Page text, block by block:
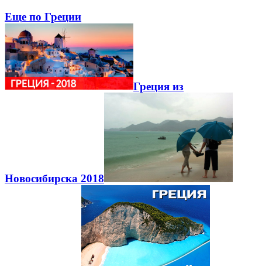
Еще по Греции
Греция из
Новосибирска 2018